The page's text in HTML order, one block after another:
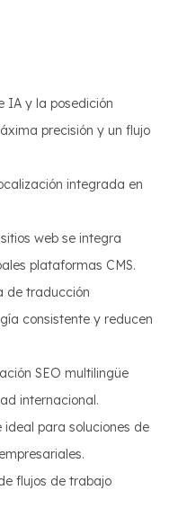
IA y la posedición
precisión y un flujo
integrada en
web se integra
plataformas CMS.
de traducción
consistente y reducen
SEO multilingüe
internacional.
para soluciones de
flujos de trabajo